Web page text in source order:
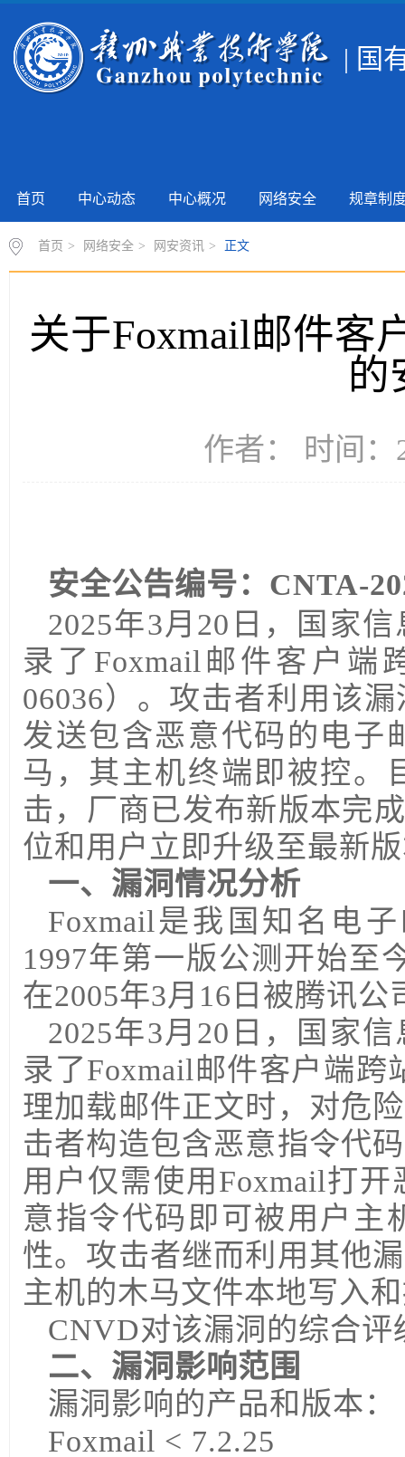
| 国
首页 中心动态 中心概况 网络安全 规章制
首页 > 网络安全 > 网安资讯 > 正文
关于Foxmail邮件客
的
作者： 时间：
安全公告编号： CNTA-
2025年3月20日，国家
录了Foxmail邮件客户端
06036）。攻击者利用该
发送包含恶意代码的电子
马，其主机终端即被控。
击，厂商已发布新版本完
位和用户立即升级至最新
一、漏洞情况分析
Foxmail是我国知名电
1997年第一版公测开始至
在2005年3月16日被腾讯
2025年3月20日，国家
录了Foxmail邮件客户端跨
理加载邮件正文时，对危
击者构造包含恶意指令代
用户仅需使用Foxmail打
意指令代码即可被用户主
性。攻击者继而利用其他
主机的木马文件本地写入
CNVD对该漏洞的综合评
二、漏洞影响范围
漏洞影响的产品和版本：
Foxmail < 7.2.25